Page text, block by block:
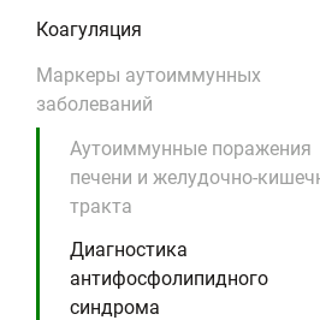
Коагуляция
Маркеры аутоиммунных
заболеваний
Аутоиммунные поражения
печени и желудочно-
тракта
Диагностика
антифосфолипидного
синдрома